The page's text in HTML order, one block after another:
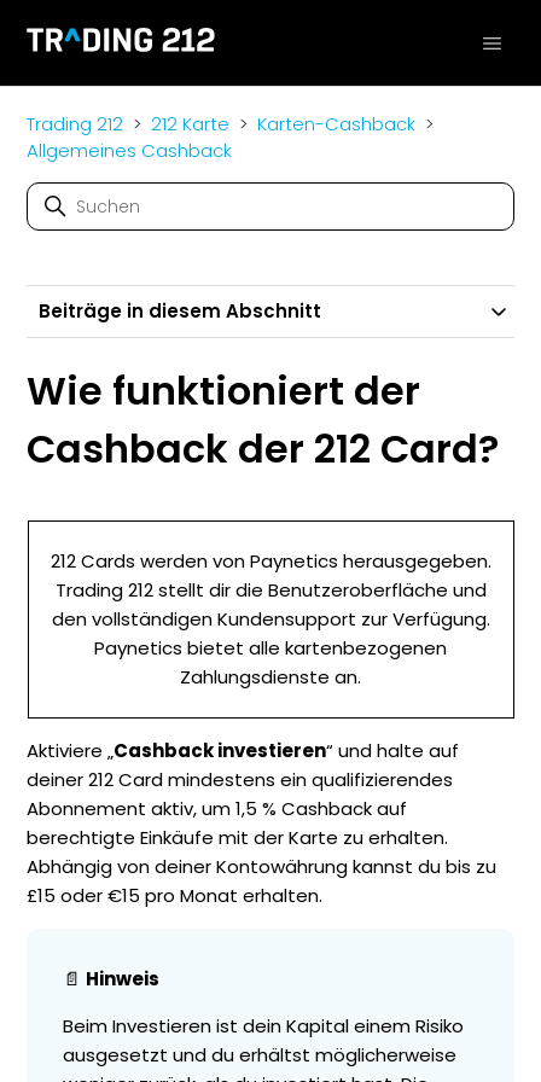
Trading 212 212 Karte
Karten-Cashback
Allgemeines Cashback
Beiträge in diesem Abschnitt
Wie funktioniert der
Cashback der 212 Card?
212 Cards werden von Paynetics herausgegeben.
Trading 212 stellt dir die Benutzeroberfläche und
den vollständigen Kundensupport zur Verfügung.
Paynetics bietet alle kartenbezogenen
Zahlungsdienste an.
Aktiviere „Cashback investieren“ und halte auf
deiner 212 Card mindestens ein qualifizierendes
Abonnement aktiv, um 1,5 % Cashback auf
berechtigte Einkäufe mit der Karte zu erhalten.
Abhängig von deiner Kontowährung kannst du bis zu
£15 oder €15 pro Monat erhalten.
📄 Hinweis
Beim Investieren ist dein Kapital einem Risiko
ausgesetzt und du erhältst möglicherweise